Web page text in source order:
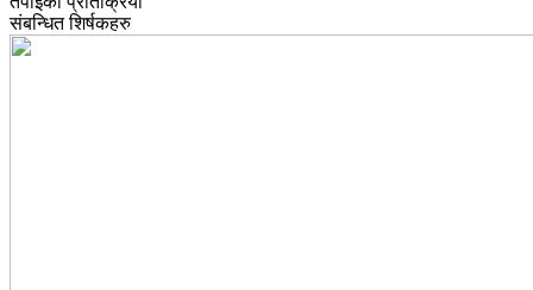
संबन्धित शिर्षकहरु